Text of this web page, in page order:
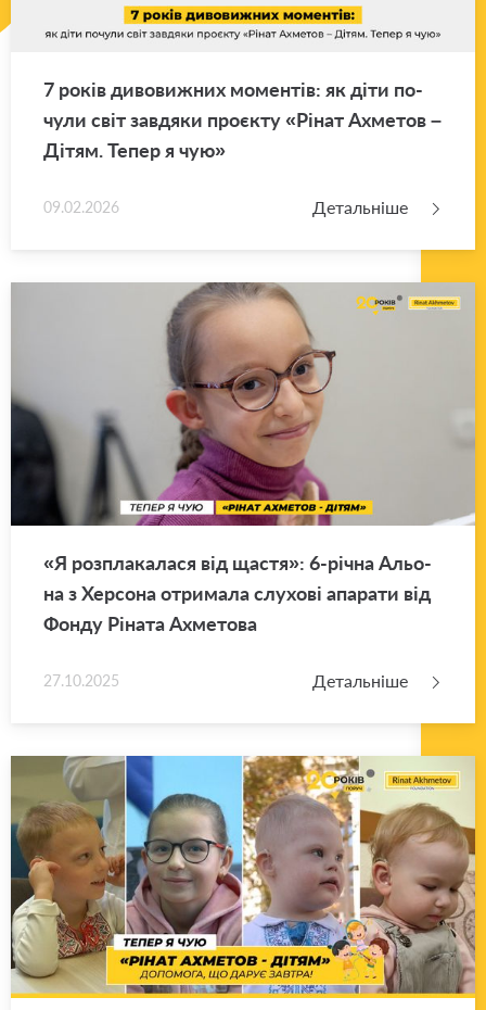
7 років ди­во­ви­жних мо­мен­тів: як діти по­
чу­ли світ зав­дя­ки про­є­кту «Рінат Ахме­тов –
Дітям. Тепер я чую»
09.02.2026 Детальніше
«Я роз­пла­ка­ла­ся від щастя»: 6-річна Альо­
на з Хер­со­на отри­ма­ла слу­хо­ві апа­ра­ти від
Фонду Рі­на­та Ахме­то­ва
27.10.2025 Детальніше